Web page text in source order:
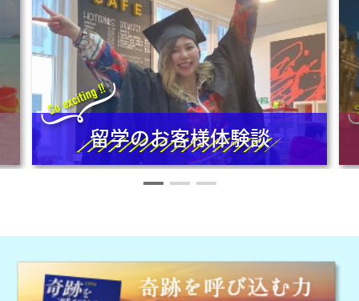
留学のお客様体験談